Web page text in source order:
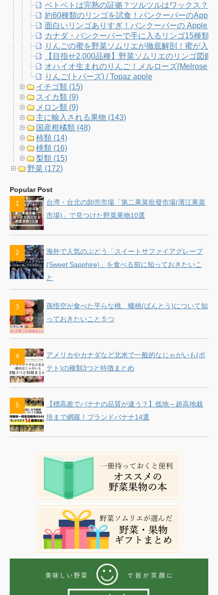
ベトベトは完熟の証拠？ツルツルはワックス？
約60種類のリンゴを試食！バンクーバーのApple
面白いリンゴありすぎ！バンクーバーの Apple
カナダ・バンクーバーで手に入るリンゴ15種類
りんごの蜜を野菜ソムリエが徹底解剖！蜜が入
【目指せ2,000品種】野菜ソムリエのリンゴ図
オハイオ生まれのりんご！メルローズ(Melrose
りんご(トパーズ) / Topaz apple
イチゴ類 (15)
スイカ類 (9)
メロン類 (9)
主に輸入される果物 (143)
国産柑橘類 (48)
柿類 (14)
桃類 (16)
梨類 (15)
野菜 (172)
Popular Post
台湾・台北の卸売市場「第二果菜批發市場(濱江果菜
市場)」で見つけた野菜果物10選
海外で人気のぶどう「スイートサファイアグレープ
(Sweet Sapphire)」を食べる前に知っておきたいこ
と
孫悟空が食べた平らな桃、蟠桃(ばんとう)について知
っておきたいこと５つ
アメリカやカナダなど北米で一般的なじゃがいも(ポ
テト)の種類3つと特徴まとめ
【標高差でバナナの品質が違う？】低地～超高地栽
培まで網羅！ブランドバナナ14選